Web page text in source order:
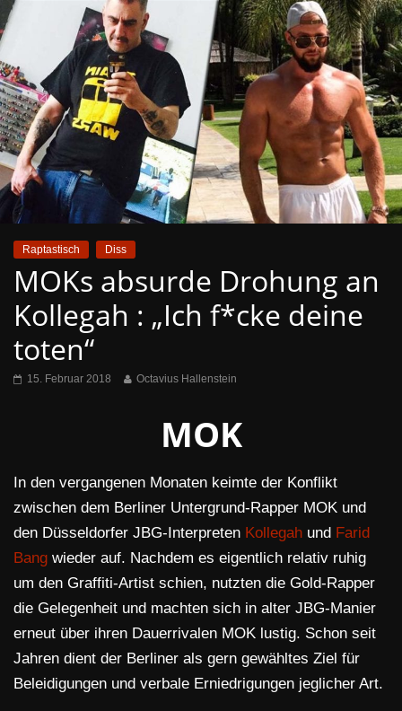
Raptastisch Diss
MOKs absurde Drohung an
Kollegah : „Ich f*cke deine
toten“
15. Februar 2018 Octavius Hallenstein
MOK
In den vergangenen Monaten keimte der Konflikt
zwischen dem Berliner Untergrund-Rapper MOK und
den Düsseldorfer JBG-Interpreten Kollegah und Farid
Bang wieder auf. Nachdem es eigentlich relativ ruhig
um den Graffiti-Artist schien, nutzten die Gold-Rapper
die Gelegenheit und machten sich in alter JBG-Manier
erneut über ihren Dauerrivalen MOK lustig. Schon seit
Jahren dient der Berliner als gern gewähltes Ziel für
Beleidigungen und verbale Erniedrigungen jeglicher Art.